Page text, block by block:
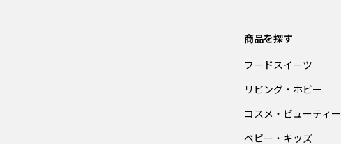
商品を探す
フードスイーツ
リビング・ホビー
コスメ・ビューティー
ベビー・キッズ